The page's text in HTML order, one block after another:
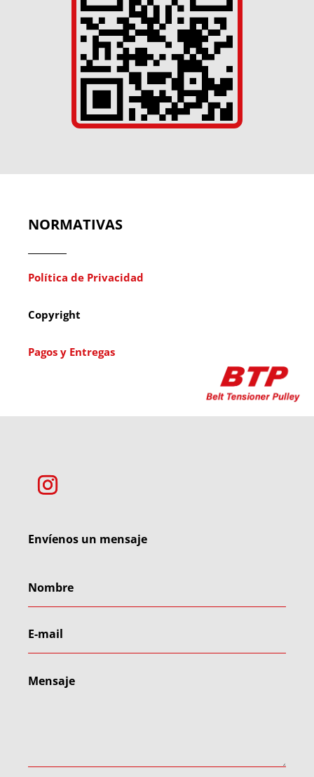
NORMATIVAS
Política de Privacidad
Copyright
Pagos y Entregas
Envíenos un mensaje